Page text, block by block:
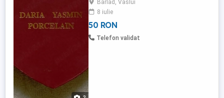
trimit asa cum se vede in poze contine 6
cesti cescute si 6 farfurii farfurioare pret
50 lei trimit in tara prin posta sau curieri
vizitati toate ofertele mele daca cutia era
Barlad, Vaslui
8 iulie
50 RON
Telefon validat